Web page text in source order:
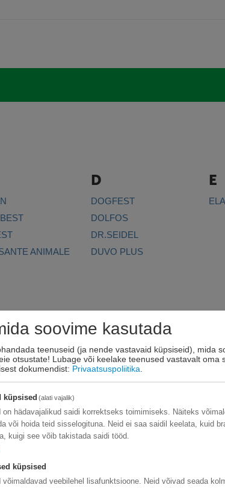
ANIMALE
D
DOGFEST
DOLFOS
DR.SEIDEL
DUVO PLUS
E
J
JOSICAT
JOSIDOG
K
soovime kasutada
teenuseid (ja nende vastavaid küpsiseid), mida
otsustate! Lubage või keelake teenused vastavalt oma
dokumendist: Privaatsuspoliitika
küpsised (alati vajalik)
on hädavajalikud saidi korrektseks toimimiseks. Näiteks
või hoida teid sisselogituna. Neid ei saa saidil keelata, kuid
kuigi see võib takistada saidi tööd.
küpsised
võimaldavad veebilehel lisafunktsioone. Neid võivad seada